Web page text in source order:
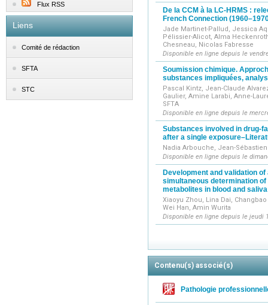
Flux RSS
Liens
Comité de rédaction
SFTA
STC
De la CCM à la LC-HRMS :
French Connection
Jade Martinet-Pallud, Jessica
Pélissier-Alicot, Alma
Chesneau, Nicolas Fabresse
Disponible en ligne depuis le
Soumission chimique.
substances impliquées,
Pascal Kintz, Jean-Claude
Gaulier, Amine Larabi, Anne-
SFTA
Disponible en ligne depuis le
Substances involved in drug-
after a single
Nadia Arbouche, Jean-
Disponible en ligne depuis le
Development and validation of
simultaneous determination
metabolites in blood and saliva
Xiaoyu Zhou, Lina Dai,
Wei Han, Amin Wurita
Disponible en ligne depuis le jeudi
Contenu(s) associé(s)
Pathologie